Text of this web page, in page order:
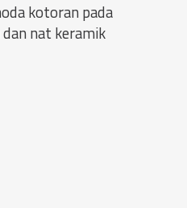
kotoran pada
nat keramik